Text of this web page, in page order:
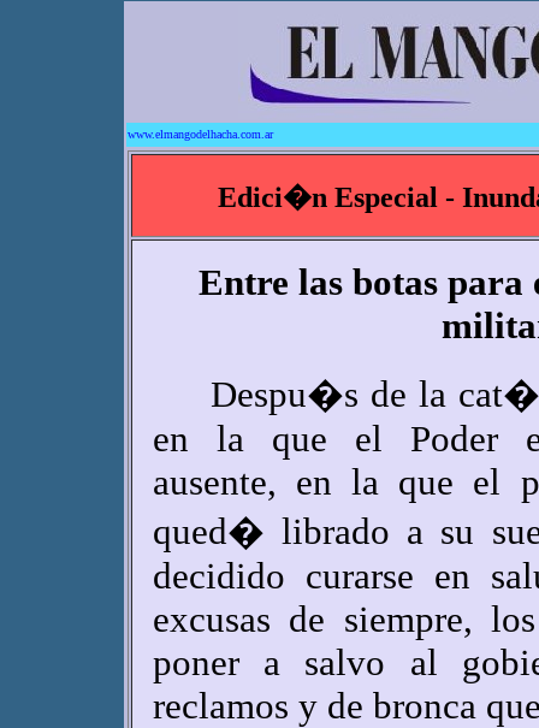
www.elmangodelhacha.com.ar
Edici�n Especial -
Entre las botas para
Despu�s de la
en la que el Poder
ausente, en la que el
qued� librado a su
decidido curarse en
excusas de siempre,
poner a salvo al
reclamos y de bronca